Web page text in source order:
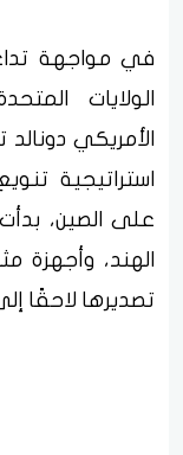
في مواجهة
الولايات
الأمريكي
استراتيجية
على الصين،
الهند، وأجهزة
تصديرها لاحقًا